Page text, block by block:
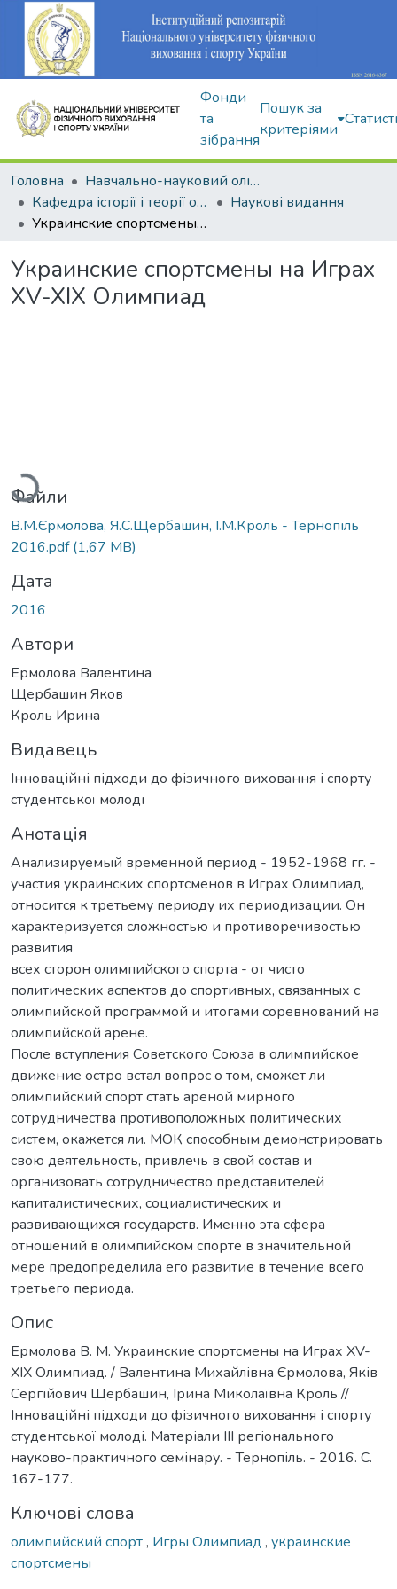
Фонди
та
зібрання
Пошук за
критеріями
Головна
Навчально-науковий олімпійський інститут
Кафедра історії і теорії олімпійського спорту
Наукові видання
Украинские спортсмены на Играх XV-XIX Олимпиад
Украинские спортсмены на Играх
XV-XIX Олимпиад
Вантажиться...
Файли
В.М.Єрмолова, Я.С.Щербашин, І.М.Кроль - Тернопіль
2016.pdf(1,67 MB)
Дата
2016
Автори
Ермолова Валентина
Щербашин Яков
Кроль Ирина
Видавець
Інноваційні підходи до фізичного виховання і спорту
студентської молоді
Анотація
Анализируемый временной период - 1952-1968 гг. -
участия украинских спортсменов в Играх Олимпиад,
относится к третьему периоду их периодизации. Он
характеризуется сложностью и противоречивостью
развития
всех сторон олимпийского спорта - от чисто
политических аспектов до спортивных, связанных с
олимпийской программой и итогами соревнований на
олимпийской арене.
После вступления Советского Союза в олимпийское
движение остро встал вопрос о том, сможет ли
олимпийский спорт стать ареной мирного
сотрудничества противоположных политических
систем, окажется ли. МОК способным демонстрировать
свою деятельность, привлечь в свой состав и
организовать сотрудничество представителей
капиталистических, социалистических и
развивающихся государств. Именно эта сфера
отношений в олимпийском спорте в значительной
мере предопределила его развитие в течение всего
третьего периода.
Опис
Ермолова В. М. Украинские спортсмены на Играх XV-
XIX Олимпиад. / Валентина Михайлівна Єрмолова, Яків
Сергійович Щербашин, Ірина Миколаївна Кроль //
Інноваційні підходи до фізичного виховання і спорту
студентської молоді. Матеріали ІІІ регіонального
науково-практичного семінару. - Тернопіль. - 2016. С.
167-177.
Ключові слова
олимпийский спорт, Игры Олимпиад , украинские
спортсмены